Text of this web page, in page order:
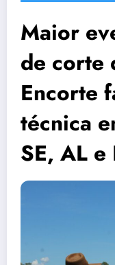
Maior
de corte
Encorte
técnica
SE, AL e